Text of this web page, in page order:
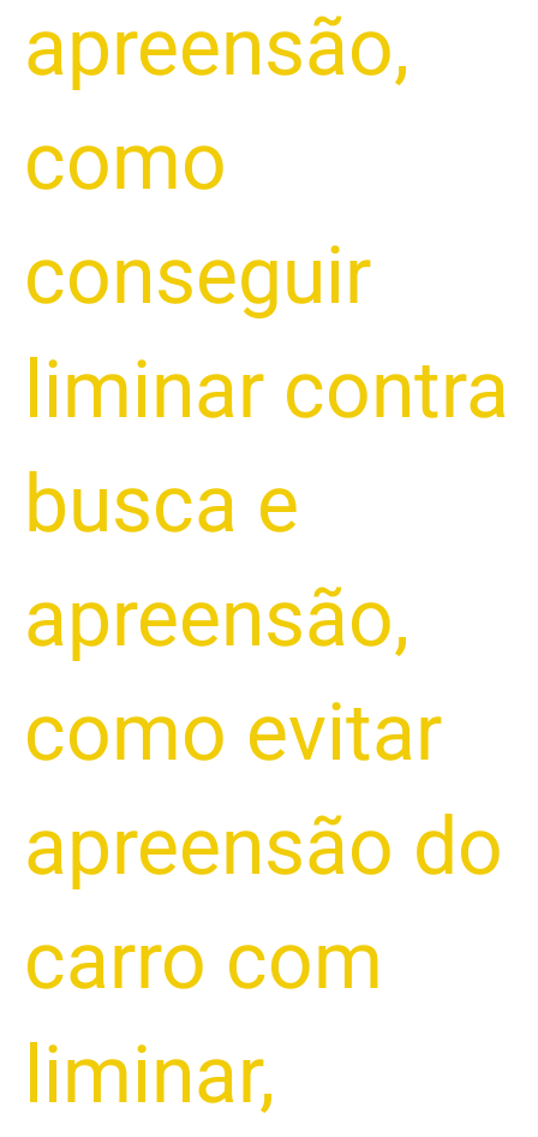
apreensão,
como
conseguir
liminar contra
busca e
apreensão,
como evitar
apreensão do
carro com
liminar,